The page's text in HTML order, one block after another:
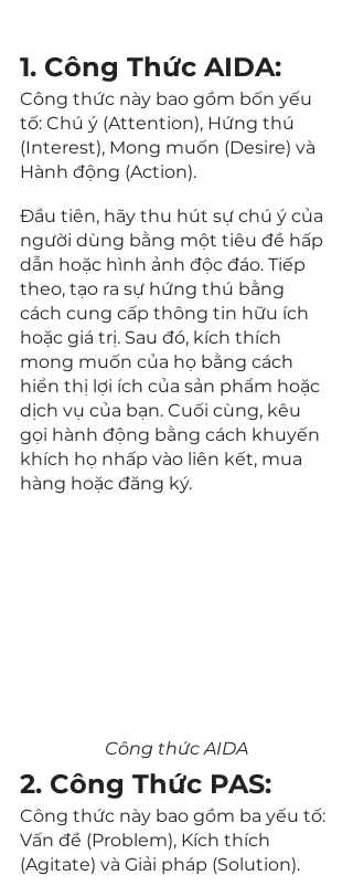
1. Công Thức AIDA:
Công thức này bao gồm bốn yếu
tố: Chú ý (Attention), Hứng thú
(Interest), Mong muốn (Desire) và
Hành động (Action).
Đầu tiên, hãy thu hút sự chú ý của
người dùng bằng một tiêu đề hấp
dẫn hoặc hình ảnh độc đáo. Tiếp
theo, tạo ra sự hứng thú bằng
cách cung cấp thông tin hữu ích
hoặc giá trị. Sau đó, kích thích
mong muốn của họ bằng cách
hiển thị lợi ích của sản phẩm hoặc
dịch vụ của bạn. Cuối cùng, kêu
gọi hành động bằng cách khuyến
khích họ nhấp vào liên kết, mua
hàng hoặc đăng ký.
Công thức AIDA
2. Công Thức PAS:
Công thức này bao gồm ba yếu tố:
Vấn đề (Problem), Kích thích
(Agitate) và Giải pháp (Solution).